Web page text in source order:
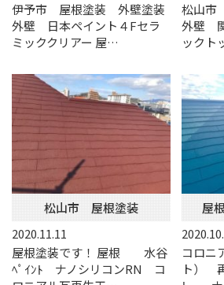
伊予市 屋根塗装 外壁塗装
外壁 日本ペイント４Fセラ
ミッククリアー 屋…
松山
外壁
ック
松山市 屋根塗装
2020.11.11
屋根塗装です！ 屋根 水谷
ﾍﾟｲﾝﾄ ナノシリコンRN コ
屋
コロニ
ト）